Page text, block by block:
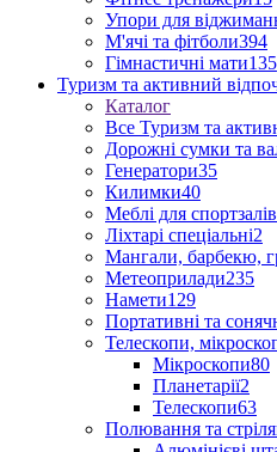
Упори для
М'ячі та фітболи394
Гімнастичні мати135
Туризм та активний
Каталог
Все Туризм та
Дорожні сумки та
Генератори35
Килимки40
Меблі для спортзалів
Ліхтарі спеціальні2
Мангали, барбекю,
Метеоприлади235
Намети129
Портативні та
Телескопи,
Мікроскопи80
Планетарії2
Телескопи63
Полювання та